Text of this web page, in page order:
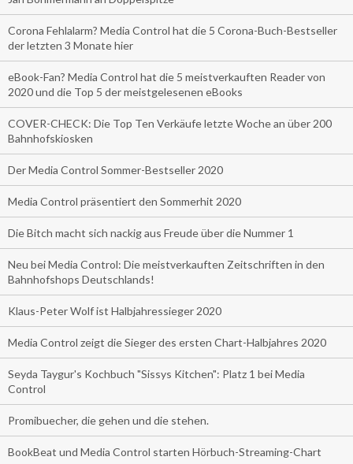
Corona Fehlalarm? Media Control hat die 5 Corona-Buch-Bestseller
der letzten 3 Monate hier
eBook-Fan? Media Control hat die 5 meistverkauften Reader von
2020 und die Top 5 der meistgelesenen eBooks
COVER-CHECK: Die Top Ten Verkäufe letzte Woche an über 200
Bahnhofskiosken
Der Media Control Sommer-Bestseller 2020
Media Control präsentiert den Sommerhit 2020
Die Bitch macht sich nackig aus Freude über die Nummer 1
Neu bei Media Control: Die meistverkauften Zeitschriften in den
Bahnhofshops Deutschlands!
Klaus-Peter Wolf ist Halbjahressieger 2020
Media Control zeigt die Sieger des ersten Chart-Halbjahres 2020
Seyda Taygur's Kochbuch "Sissys Kitchen": Platz 1 bei Media
Control
Promibuecher, die gehen und die stehen.
BookBeat und Media Control starten Hörbuch-Streaming-Chart